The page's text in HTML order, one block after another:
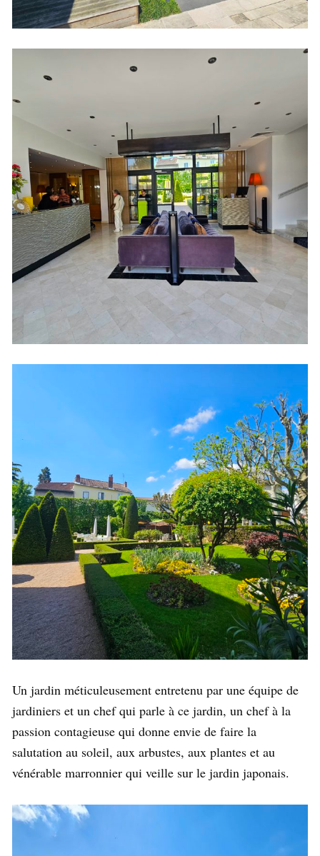
Un jardin méticuleusement entretenu par une équipe de
jardiniers et un chef qui parle à ce jardin, un chef à la
passion contagieuse qui donne envie de faire la
salutation au soleil, aux arbustes, aux plantes et au
vénérable marronnier qui veille sur le jardin japonais.